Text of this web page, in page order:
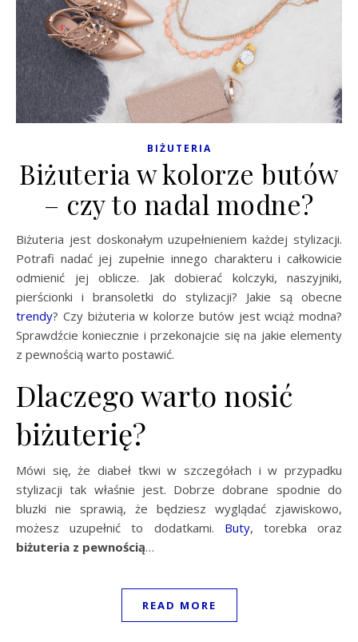
BIŻUTERIA
Biżuteria w kolorze butów
– czy to nadal modne?
Biżuteria jest doskonałym uzupełnieniem każdej stylizacji.
Potrafi nadać jej zupełnie innego charakteru i całkowicie
odmienić jej oblicze. Jak dobierać kolczyki, naszyjniki,
pierścionki i bransoletki do stylizacji? Jakie są obecne
trendy? Czy biżuteria w kolorze butów jest wciąż modna?
Sprawdźcie koniecznie i przekonajcie się na jakie elementy
z pewnością warto postawić.
Dlaczego warto nosić
biżuterię?
Mówi się, że diabeł tkwi w szczegółach i w przypadku
stylizacji tak właśnie jest. Dobrze dobrane spodnie do
bluzki nie sprawią, że będziesz wyglądać zjawiskowo,
możesz uzupełnić to dodatkami. Buty, torebka oraz
biżuteria z pewnością…
READ MORE